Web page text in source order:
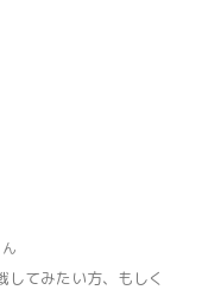
てみたい方、もしく